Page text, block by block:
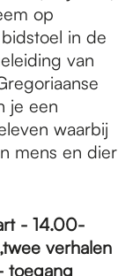
op
in de
van
je een
waarbij
mens en dier
- 14.00-
verhalen
toegang